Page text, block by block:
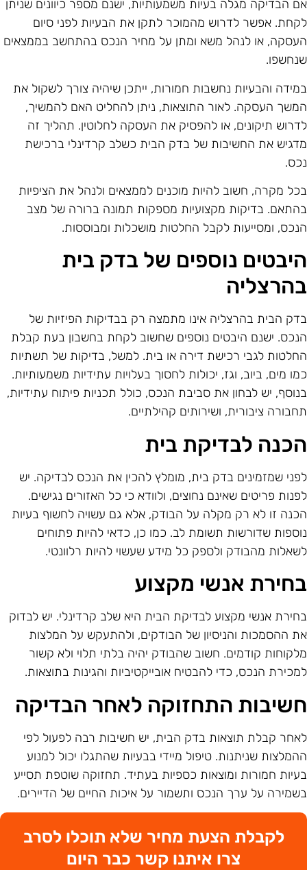
הבדיקה מגלה בעיות משמעותיות, ישנם מספר כיוונים שניתן
אפשר לדרוש מהמוכר לתקן את הבעיות לפני סיום
או לנהל משא ומתן על מחיר הנכס בהתחשב בממצאים
והבעיות נחשבות חמורות, ייתכן שיהיה צורך לשקול את
העסקה. לאור התוצאות, ניתן להחליט האם להמשיך,
תיקונים, או להפסיק את העסקה לחלוטין. תהליך זה
את החשיבות של בדק הבית כשלב קרדינלי ברכישת
מקרה, חשוב להיות מוכנים לממצאים ולנהל את הציפיות
בדיקות מקצועיות מספקות תמונה ברורה של מצב
ומסייעות לקבל החלטות מושכלות ומבוססות.
נוספים של בדק בית
הבית בהרצליה אינו מתמצה רק בבדיקות הפיזיות של
ישנם היבטים נוספים שחשוב לקחת בחשבון בעת קבלת
לגבי רכישת דירה או בית. למשל, בדיקות של תשתיות
מים, ביוב, וגז, יכולות לחסוך בעלויות עתידיות משמעותיות.
יש לבחון את סביבת הנכס, כולל תכניות פיתוח עתידיות,
ציבורית, ושירותים קהילתיים.
לבדיקת בית
שמזמינים בדק בית, מומלץ להכין את הנכס לבדיקה. יש
פריטים שאינם נחוצים, ולוודא כי כל האזורים נגישים.
זו לא רק מקלה על הבודק, אלא גם עשויה לחשוף בעיות
שדורשות תשומת לב. כמו כן, כדאי להיות פתוחים
מהבודק ולספק כל מידע שעשוי להיות רלוונטי.
אנשי מקצוע
אנשי מקצוע לבדיקת הבית היא שלב קרדינלי. יש לבדוק
ההסמכות והניסיון של הבודקים, ולהתעקש על המלצות
קודמים. חשוב שהבודק יהיה בלתי תלוי ולא קשור
הנכס, כדי להבטיח אובייקטיביות והגינות בתוצאות.
התחזוקה לאחר הבדיקה
קבלת תוצאות בדק הבית, יש חשיבות רבה לפעול לפי
שניתנות. טיפול מיידי בבעיות שהתגלו יכול למנוע
חמורות ומוצאות כספיות בעתיד. תחזוקה שוטפת תסייע
על ערך הנכס ותשמור על איכות החיים של הדיירים.
לקבלת הצעת מחיר שלא תוכלו לסרב
צרו איתנו קשר כבר היום